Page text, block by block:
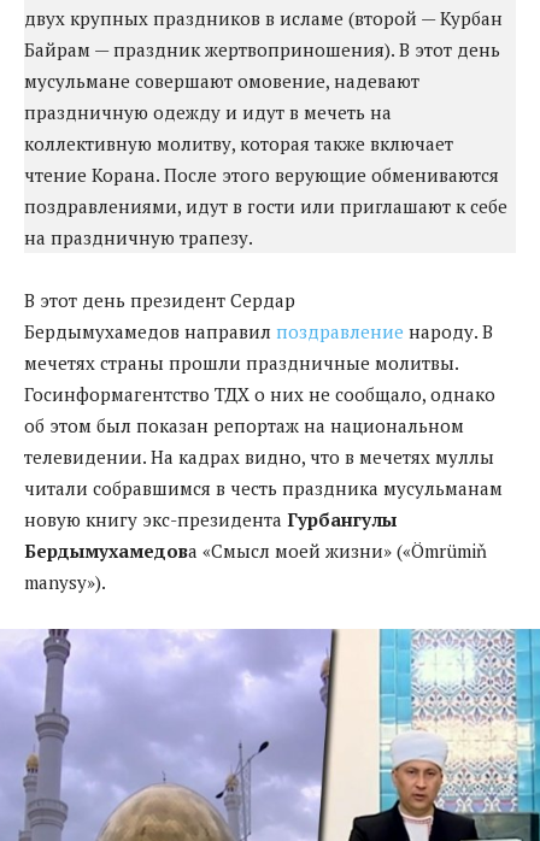
двух крупных праздников в исламе (второй — Курбан
Байрам — праздник жертвоприношения). В этот день
мусульмане совершают омовение, надевают
праздничную одежду и идут в мечеть на
коллективную молитву, которая также включает
чтение Корана. После этого верующие обмениваются
поздравлениями, идут в гости или приглашают к себе
на праздничную трапезу.
В этот день президент Сердар
Бердымухамедов направил поздравление народу. В
мечетях страны прошли праздничные молитвы.
Госинформагентство ТДХ о них не сообщало, однако
об этом был показан репортаж на национальном
телевидении. На кадрах видно, что в мечетях муллы
читали собравшимся в честь праздника мусульманам
новую книгу экс-президента Гурбангулы
Бердымухамедова «Смысл моей жизни» («Ömrümiň
manysy»).